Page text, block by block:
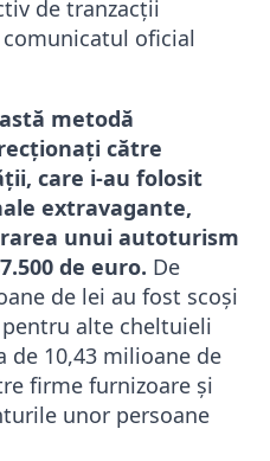
de tranzacţii
comunicatul oficial
metodă
către
care i-au folosit
extravagante,
unui autoturism
de euro. De
de lei au fost scoși
alte cheltuieli
de 10,43 milioane de
firme furnizoare și
unor persoane